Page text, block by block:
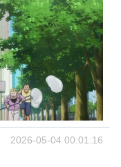
2026-05-04 00:01:16